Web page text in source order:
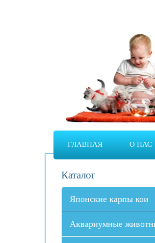
ГЛАВНАЯ О НАС
Каталог
Японские карпы кои
Аквариумные